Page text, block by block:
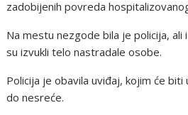
zadobijenih povreda
Na mestu nezgode bila je policija, ali
su izvukli telo nastradale osobe.
Policija je obavila uviđaj, kojim će
do nesreće.